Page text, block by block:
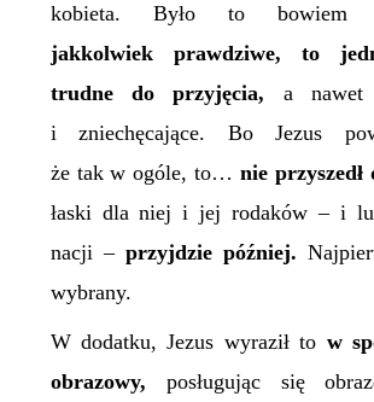
kobieta. Było to bowiem
jakkolwiek prawdziwe, to
trudne do przyjęcia, a nawet
i zniechęcające. Bo Jezus
że tak w ogóle, to… nie
łaski dla niej i jej rodaków – i
nacji – przyjdzie później.
wybrany.
W dodatku, Jezus wyraził to w
obrazowy, posługując się